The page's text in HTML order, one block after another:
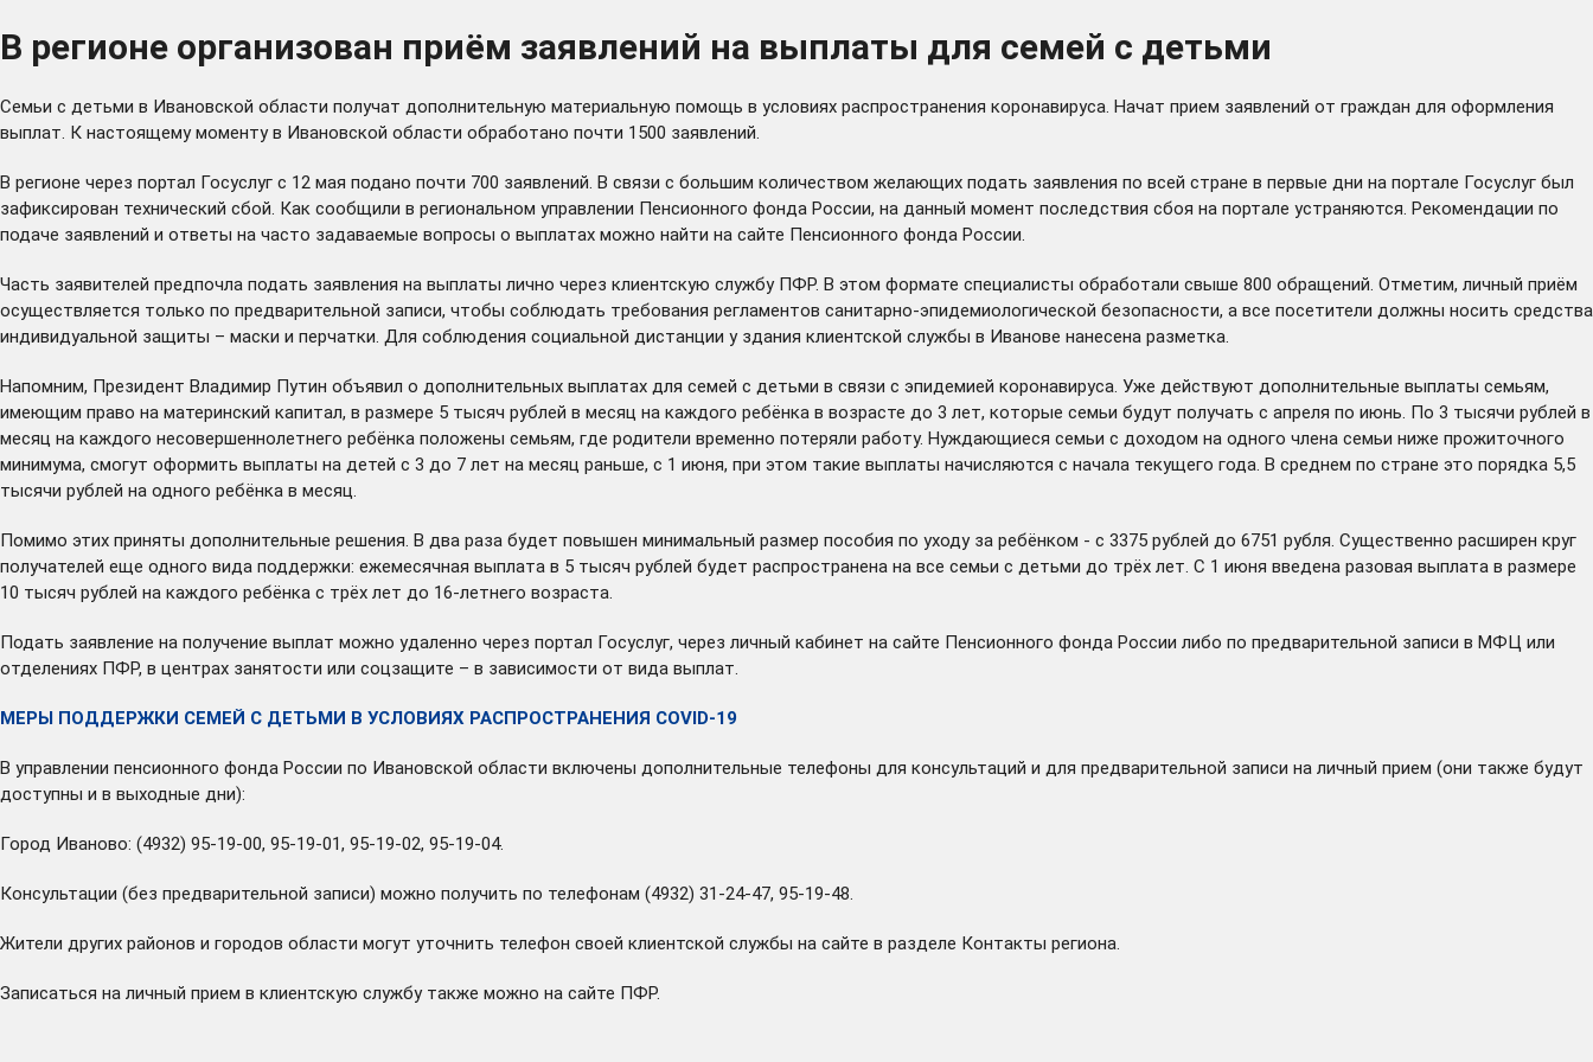
В регионе организован приём заявлений на выплаты для семей с детьми
Семьи с детьми в Ивановской области получат дополнительную материальную помощь в условиях распространения коронавируса. Начат прием заявлений от граждан для оформления
выплат. К настоящему моменту в Ивановской области обработано почти 1500 заявлений.
В регионе через портал Госуслуг с 12 мая подано почти 700 заявлений. В связи с большим количеством желающих подать заявления по всей стране в первые дни на портале Госуслуг был
зафиксирован технический сбой. Как сообщили в региональном управлении Пенсионного фонда России, на данный момент последствия сбоя на портале устраняются. Рекомендации по
подаче заявлений и ответы на часто задаваемые вопросы о выплатах можно найти на сайте Пенсионного фонда России.
Часть заявителей предпочла подать заявления на выплаты лично через клиентскую службу ПФР. В этом формате специалисты обработали свыше 800 обращений. Отметим, личный приём
осуществляется только по предварительной записи, чтобы соблюдать требования регламентов санитарно-эпидемиологической безопасности, а все посетители должны носить средства
индивидуальной защиты – маски и перчатки. Для соблюдения социальной дистанции у здания клиентской службы в Иванове нанесена разметка.
Напомним, Президент Владимир Путин объявил о дополнительных выплатах для семей с детьми в связи с эпидемией коронавируса. Уже действуют дополнительные выплаты семьям,
имеющим право на материнский капитал, в размере 5 тысяч рублей в месяц на каждого ребёнка в возрасте до 3 лет, которые семьи будут получать с апреля по июнь. По 3 тысячи рублей в
месяц на каждого несовершеннолетнего ребёнка положены семьям, где родители временно потеряли работу. Нуждающиеся семьи с доходом на одного члена семьи ниже прожиточного
минимума, смогут оформить выплаты на детей с 3 до 7 лет на месяц раньше, с 1 июня, при этом такие выплаты начисляются с начала текущего года. В среднем по стране это порядка 5,5
тысячи рублей на одного ребёнка в месяц.
Помимо этих приняты дополнительные решения. В два раза будет повышен минимальный размер пособия по уходу за ребёнком - с 3375 рублей до 6751 рубля. Существенно расширен круг
получателей еще одного вида поддержки: ежемесячная выплата в 5 тысяч рублей будет распространена на все семьи с детьми до трёх лет. С 1 июня введена разовая выплата в размере
10 тысяч рублей на каждого ребёнка с трёх лет до 16-летнего возраста.
Подать заявление на получение выплат можно удаленно через портал Госуслуг, через личный кабинет на сайте Пенсионного фонда России либо по предварительной записи в МФЦ или
отделениях ПФР, в центрах занятости или соцзащите – в зависимости от вида выплат.
МЕРЫ ПОДДЕРЖКИ СЕМЕЙ С ДЕТЬМИ В УСЛОВИЯХ РАСПРОСТРАНЕНИЯ COVID-19
В управлении пенсионного фонда России по Ивановской области включены дополнительные телефоны для консультаций и для предварительной записи на личный прием (они также будут
доступны и в выходные дни):
Город Иваново: (4932) 95-19-00, 95-19-01, 95-19-02, 95-19-04.
Консультации (без предварительной записи) можно получить по телефонам (4932) 31-24-47, 95-19-48.
Жители других районов и городов области могут уточнить телефон своей клиентской службы на сайте в разделе Контакты региона
Записаться на личный прием в клиентскую службу также можно на сайте ПФР.